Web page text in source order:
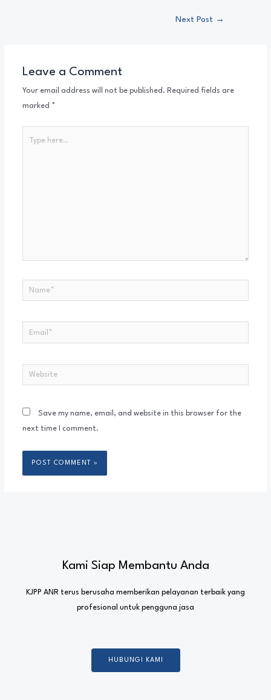
Next Post →
Leave a Comment
Your email address will not be published. Required fields are
marked *
Save my name, email, and website in this browser for the
next time I comment.
Kami Siap Membantu Anda
KJPP ANR terus berusaha memberikan pelayanan terbaik yang
profesional untuk pengguna jasa
HUBUNGI KAMI